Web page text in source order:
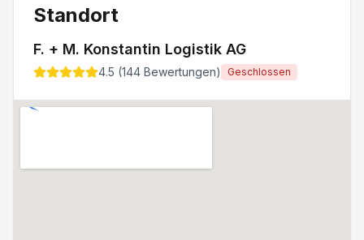
Standort
F. + M. Konstantin Logistik AG
4.5 (144 Bewertungen) Geschlossen